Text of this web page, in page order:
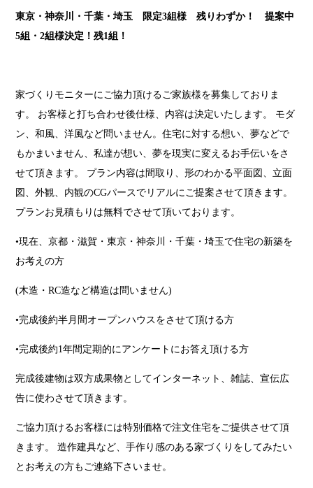
東京・神奈川・千葉・埼玉 限定3組様 残りわずか！ 提案中
5組・2組様決定！残1組！
家づくりモニターにご協力頂けるご家族様を募集しておりま
す。 お客様と打ち合わせ後仕様、内容は決定いたします。 モダ
ン、和風、洋風など問いません。住宅に対する想い、夢などで
もかまいません、私達が想い、夢を現実に変えるお手伝いをさ
せて頂きます。 プラン内容は間取り、形のわかる平面図、立面
図、外観、内観のCGパースでリアルにご提案させて頂きます。
プランお見積もりは無料でさせて頂いております。
•現在、京都・滋賀・東京・神奈川・千葉・埼玉で住宅の新築を
お考えの方
(木造・RC造など構造は問いません)
•完成後約半月間オープンハウスをさせて頂ける方
•完成後約1年間定期的にアンケートにお答え頂ける方
完成後建物は双方成果物としてインターネット、雑誌、宣伝広
告に使わさせて頂きます。
ご協力頂けるお客様には特別価格で注文住宅をご提供させて頂
きます。 造作建具など、手作り感のある家づくりをしてみたい
とお考えの方もご連絡下さいませ。